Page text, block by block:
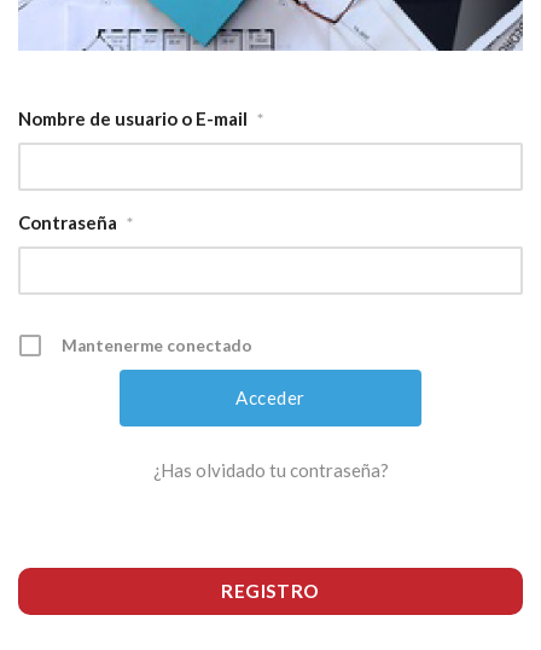
Nombre de usuario o E-mail *
Contraseña *
Mantenerme conectado
¿Has olvidado tu contraseña?
REGISTRO